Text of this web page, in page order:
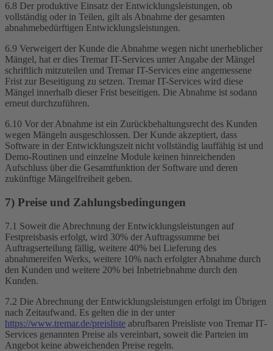
6.8 Der produktive Einsatz der Entwicklungsleistungen, ob
vollständig oder in Teilen, gilt als Abnahme der gesamten
abnahmebedürftigen Entwicklungsleistungen.
6.9 Verweigert der Kunde die Abnahme wegen nicht unerheblicher
Mängel, hat er dies Tremar IT-Services unter Angabe der Mängel
schriftlich mitzuteilen und Tremar IT-Services eine angemessene
Frist zur Beseitigung zu setzen. Tremar IT-Services wird diese
Mängel innerhalb dieser Frist beseitigen. Die Abnahme ist sodann
erneut durchzuführen.
6.10 Vor der Abnahme ist ein Zurückbehaltungsrecht des Kunden
wegen Mängeln ausgeschlossen. Der Kunde akzeptiert, dass
Software in der Entwicklungszeit nicht vollständig lauffähig ist und
Demo-Routinen und einzelne Module keinen hinreichenden
Aufschluss über die Gesamtfunktion der Software und deren
zukünftige Mängelfreiheit geben.
7) Preise und Zahlungsbedingungen
7.1 Soweit die Abrechnung der Entwicklungsleistungen auf
Festpreisbasis erfolgt, wird 30% der Auftragssumme bei
Auftragserteilung fällig, weitere 40% bei Lieferung des
abnahmereifen Werks, weitere 10% nach erfolgter Abnahme durch
den Kunden und weitere 20% bei Inbetriebnahme durch den
Kunden.
7.2 Die Abrechnung der Entwicklungsleistungen erfolgt im Übrigen
nach Zeitaufwand. Es gelten die in der unter
https://www.tremar.de/preisliste abrufbaren Preisliste von Tremar IT-
Services genannten Preise als vereinbart, soweit die Parteien im
Angebot keine abweichenden Preise regeln.